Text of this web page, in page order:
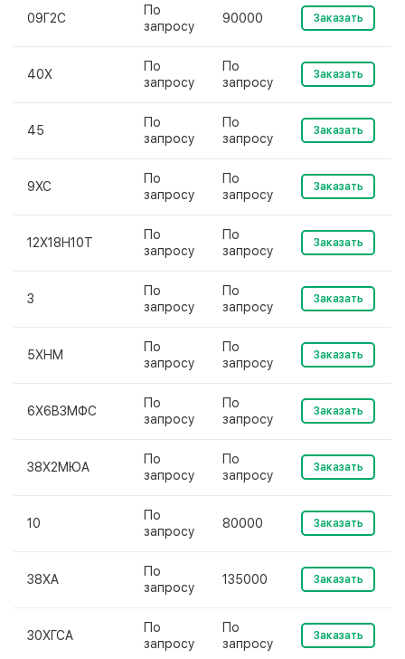
09Г2С
По
запросу
90000 Заказать
40Х
По
запросу
По
запросу
Заказать
45
По
запросу
По
запросу
Заказать
9ХС
По
запросу
По
запросу
Заказать
12Х18Н10Т
По
запросу
По
запросу
Заказать
3
По
запросу
По
запросу
Заказать
5ХНМ
По
запросу
По
запросу
Заказать
6Х6В3МФС
По
запросу
По
запросу
Заказать
38Х2МЮА
По
запросу
По
запросу
Заказать
10
По
запросу
80000 Заказать
38ХА
По
запросу
135000 Заказать
30ХГСА
По
запросу
По
запросу
Заказать